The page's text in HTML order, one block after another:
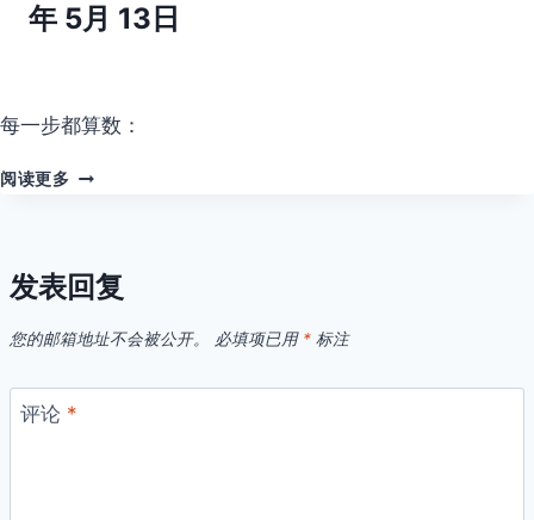
晚
去
年 5月 13日
每一步都算数：
阅读更多
算
数：
TYPE="WEB"
发表回复
您的邮箱地址不会被公开。 必填项已用 * 标注
评论 *